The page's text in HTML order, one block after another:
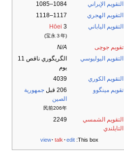
التقويم الإيراني
1084–1085
التقويم الهجري
1117–1118
التقويم الياباني
Hōei 3
(宝永３年)
تقويم جوچى
N/A
التقويم اليوليوسي
الگريگوري ناقص 11
يوم
التقويم الكوري
4039
تقويم مينگوو
206 قبل
جمهورية
الصين
民前206年
التقويم الشمسي
التايلندي
2249
This box:
view talk edit